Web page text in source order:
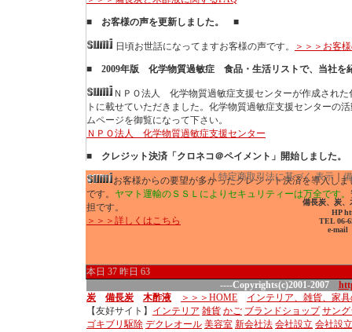
■ お客様の声を更新しました。 ■
日頃お世話になってますお客様の声です。 ＞＞＞お客
■ 2009年版 化学物質過敏症 食品・生活リストで、当社を
ＮＰＯ法人 化学物質過敏症支援センターが作成され
トに載せていただきました。化学物質過敏症支援センターの
ムページを御覧になって下さい。
ＮＰＯ法人 化学物質過敏症支援センター
■ クレジット決済「クロネコ＠ペイメント」開始しました
お客様からの要望が多かったクレジット決済を導入しま
です。 ヤマト運輸のＳＳＬによりセキュリティーは万全です。
担です。
＞＞＞詳しくはこちら
｜ 特定商取引法に基づく 表示 ｜
備長炭、炭、
HP
TEL 06-
e-mail
本日 37 昨日 63
----Copyrights(c)2001-2007
炭
備長炭 木酢液 ＞＞＞HOME
インテリア、雑貨、家
【友好サイト】 インテリア 雑貨 かご ブランドショップ サン
ゴキブリ駆除 デクレオール 美容室 新会社法 会社設立 会社設立